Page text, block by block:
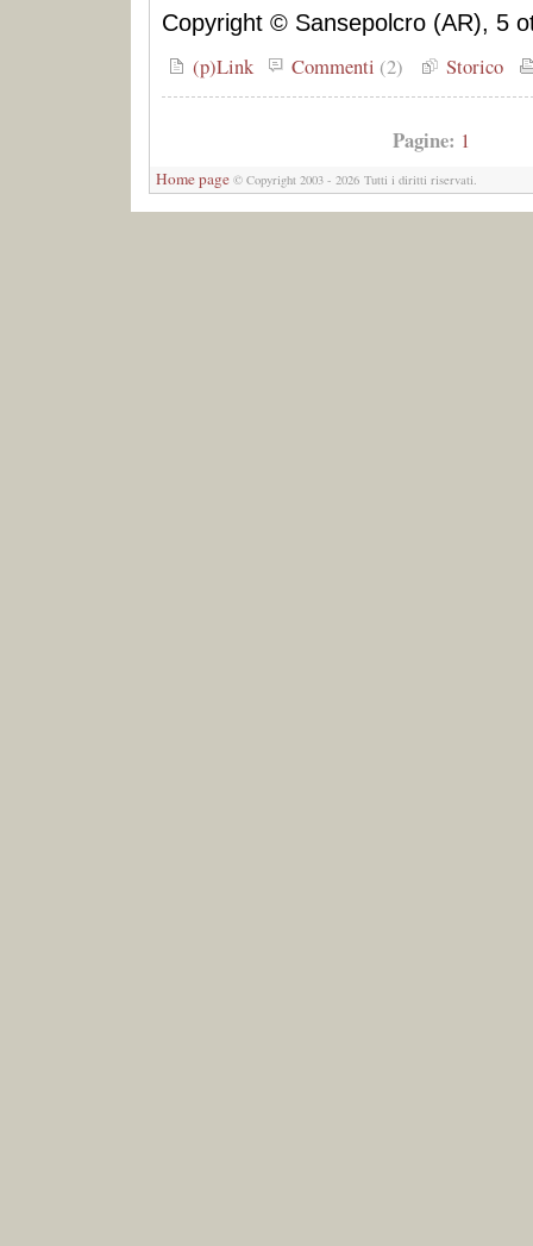
Copyright © Sansepolcro (AR), 5
(p)Link Commenti (2) Storico
Pagine: 1
Home page © Copyright 2003 - 2026 Tutti i diritti riservati.